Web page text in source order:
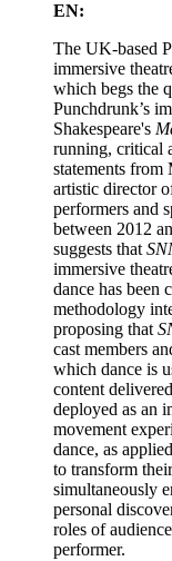
EN:
The UK-based
immersive
which begs the
Punchdrunk’s
Shakespeare's
running, critical
statements from
artistic director
performers and
between 2012
suggests that
immersive
dance has been
methodology
proposing that
cast members
which dance is
content
deployed as an
movement
dance, as
to transform
simultaneously
personal
roles of
performer.